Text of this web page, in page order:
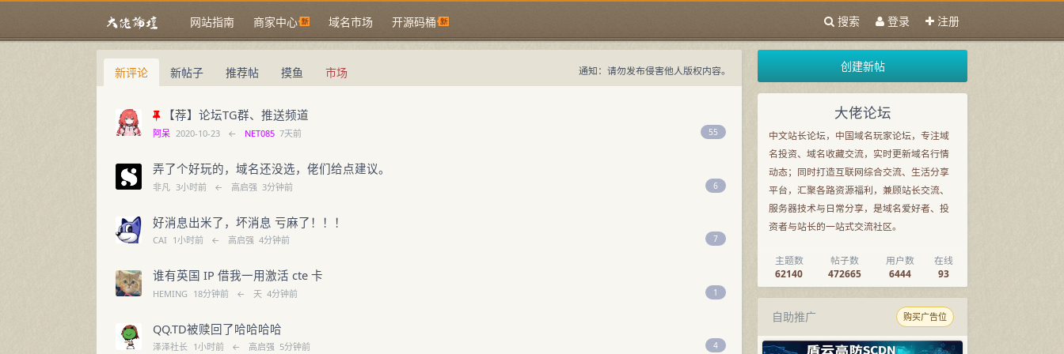
网站指南 商家中心 域名市场 开源码桶 搜索 登录 注册
新评论 新帖子 推荐帖 摸鱼 市场 通知：请勿发布侵害他人版权内容。
大佬论坛专注域名交易、域名投资、域名出售求购、国别域名与顶级域名交流，也覆盖主机、服务器和站长资源讨论。
【荐】论坛TG群、推送频道
阿呆 2020-10-23 ← NET085 7天前 55
弄了个好玩的，域名还没选，佬们给点建议。
非凡 3小时前 ← 高启强 3分钟前 6
好消息出米了，坏消息 亏麻了！！！
CAI 1小时前 ← 高启强 4分钟前 7
谁有英国 IP 借我一用激活 cte 卡
HEMING 18分钟前 ← 天 4分钟前 1
QQ.TD被赎回了哈哈哈哈
泽泽社长 1小时前 ← 高启强 5分钟前 4
创建新帖
大佬论坛
中文站长论坛，中国域名玩家论坛，专注域
名投资、域名收藏交流，实时更新域名行情
动态；同时打造互联网综合交流、生活分享
平台，汇聚各路资源福利，兼顾站长交流、
服务器技术与日常分享，是域名爱好者、投
资者与站长的一站式交流社区。
主题数
62140
帖子数
472665
用户数
6444
在线
93
自助推广 购买广告位